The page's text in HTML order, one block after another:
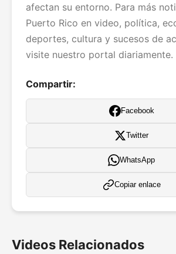
afectan su entorno. Para más
Puerto Rico en video, política,
deportes, cultura y sucesos de
visite nuestro portal diariamente.
Compartir:
Facebook
Twitter
WhatsApp
Copiar enlace
Videos Relacionados